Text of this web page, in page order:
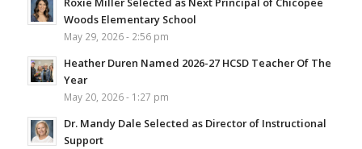
Woods Elementary School
May 29, 2026 - 2:56 pm
Heather Duren Named 2026-27 HCSD Teacher Of The
Year
May 20, 2026 - 1:27 pm
Dr. Mandy Dale Selected as Director of Instructional
Support